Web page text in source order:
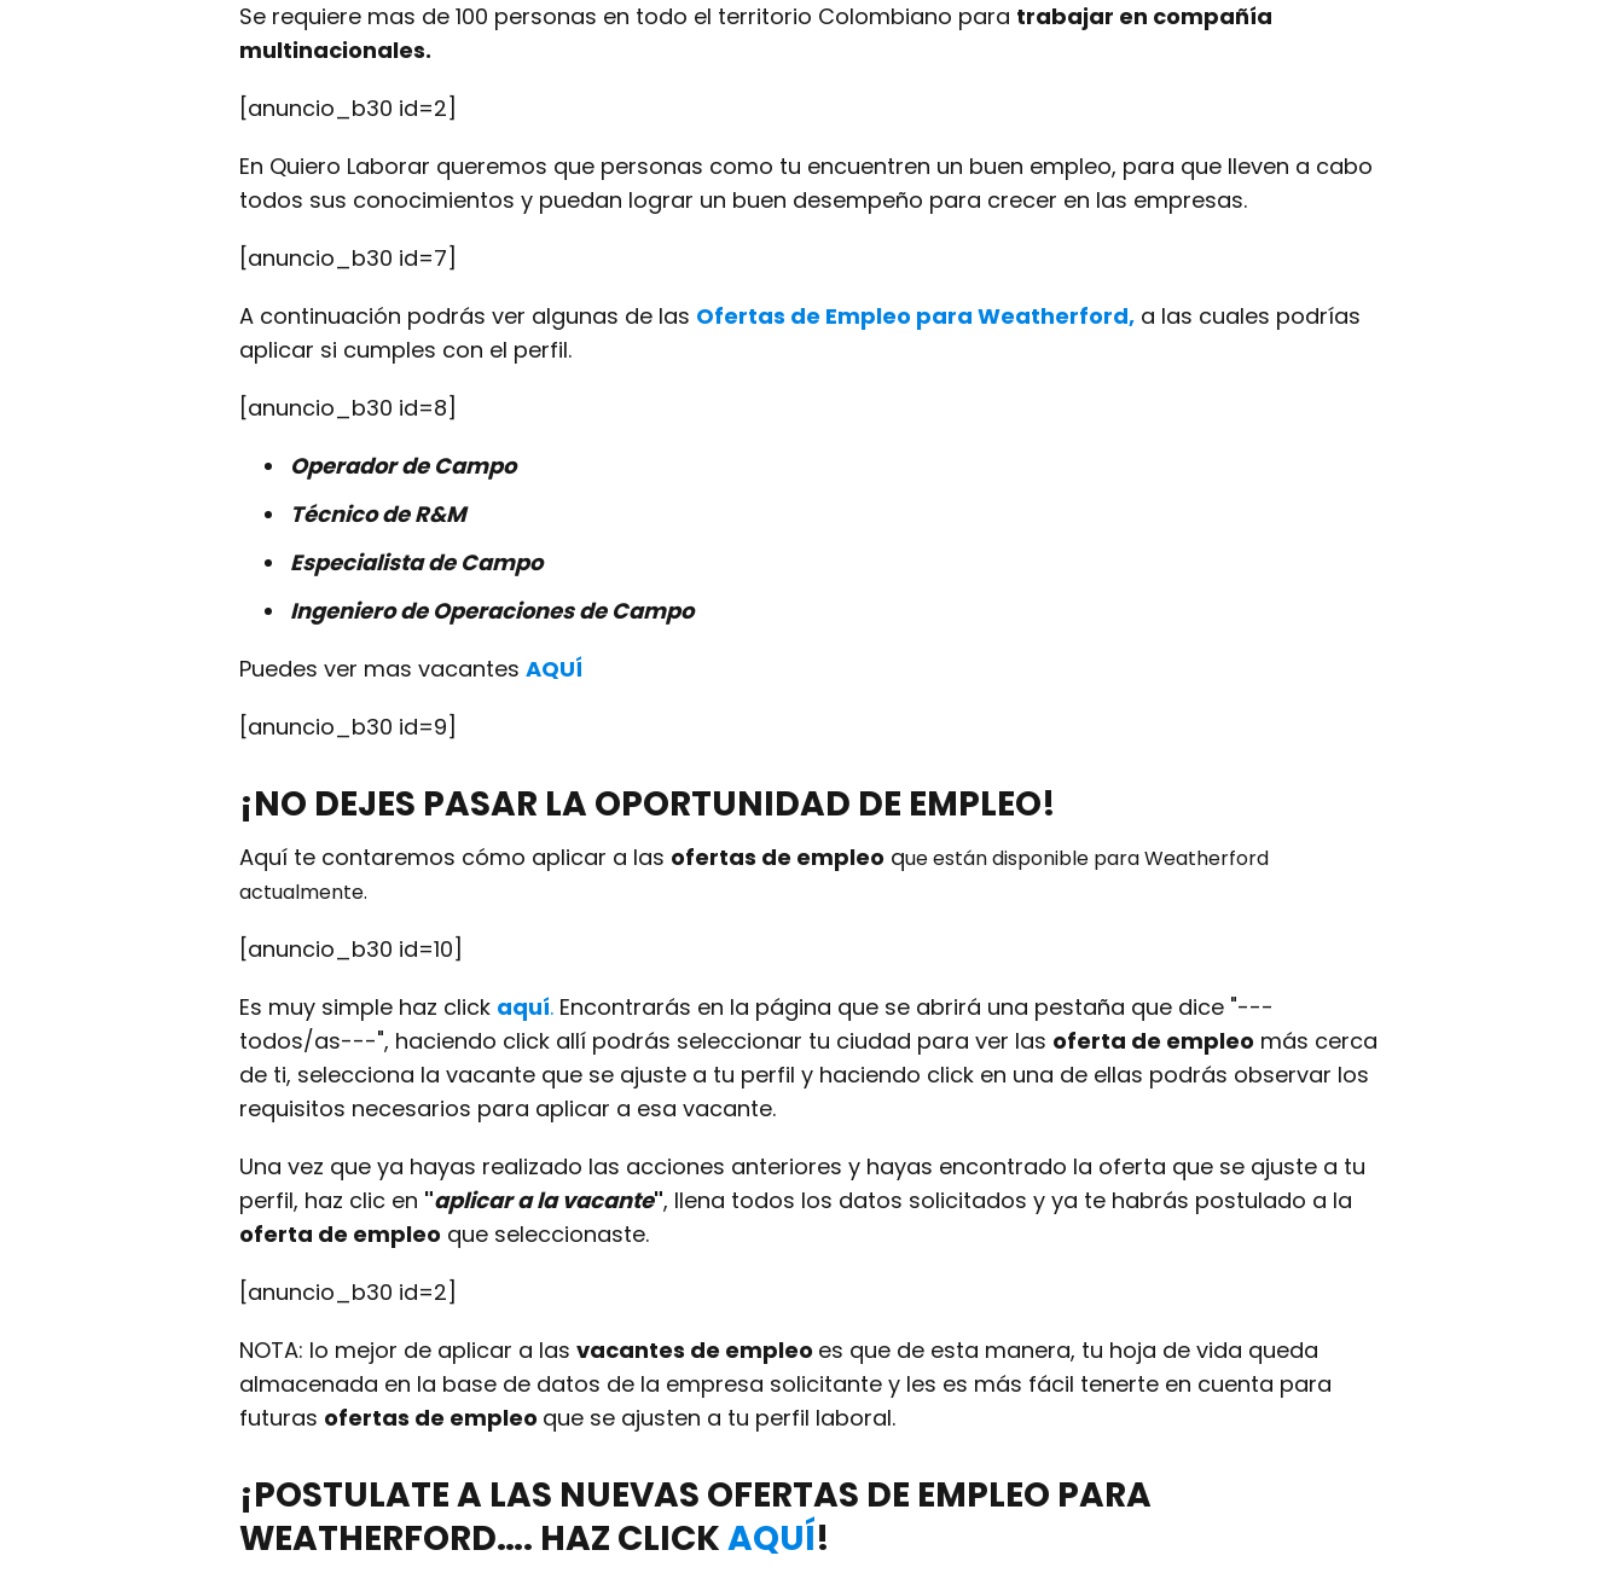
Se requiere mas de 100 personas en todo el territorio Colombiano para trabajar en compañía
multinacionales.
[anuncio_b30 id=2]
En Quiero Laborar queremos que personas como tu encuentren un buen empleo, para que lleven a cabo
todos sus conocimientos y puedan lograr un buen desempeño para crecer en las empresas.
[anuncio_b30 id=7]
A continuación podrás ver algunas de las Ofertas de Empleo para Weatherford, a las cuales podrías
aplicar si cumples con el perfil.
[anuncio_b30 id=8]
Operador de Campo
Técnico de R&M
Especialista de Campo
Ingeniero de Operaciones de Campo
Puedes ver mas vacantes AQUÍ
[anuncio_b30 id=9]
¡NO DEJES PASAR LA OPORTUNIDAD DE EMPLEO!
Aquí te contaremos cómo aplicar a las ofertas de empleo que están disponible para Weatherford
actualmente.
[anuncio_b30 id=10]
Es muy simple haz click aquí. Encontrarás en la página que se abrirá una pestaña que dice "---
todos/as---", haciendo click allí podrás seleccionar tu ciudad para ver las oferta de empleo más cerca
de ti, selecciona la vacante que se ajuste a tu perfil y haciendo click en una de ellas podrás observar los
requisitos necesarios para aplicar a esa vacante.
Una vez que ya hayas realizado las acciones anteriores y hayas encontrado la oferta que se ajuste a tu
perfil, haz clic en "aplicar a la vacante", llena todos los datos solicitados y ya te habrás postulado a la
oferta de empleo que seleccionaste.
[anuncio_b30 id=2]
NOTA: lo mejor de aplicar a las vacantes de empleo es que de esta manera, tu hoja de vida queda
almacenada en la base de datos de la empresa solicitante y les es más fácil tenerte en cuenta para
futuras ofertas de empleo que se ajusten a tu perfil laboral.
¡POSTULATE A LAS NUEVAS OFERTAS DE EMPLEO PARA
WEATHERFORD…. HAZ CLICKAQUÍ!